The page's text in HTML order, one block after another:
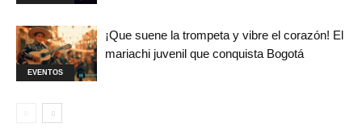
EVENTOS
¡Que suene la trompeta y vibre el corazón! El
mariachi juvenil que conquista Bogotá